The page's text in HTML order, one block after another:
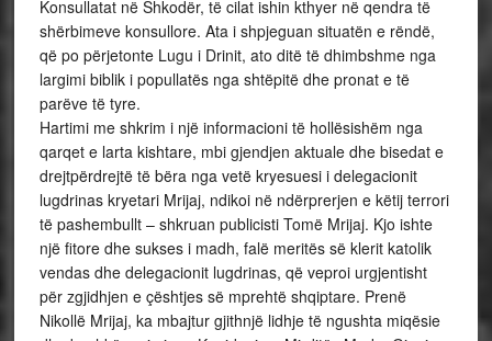
Konsullatat në Shkodër, të cilat ishin kthyer në qendra të
shërbimeve konsullore. Ata i shpjeguan situatën e rëndë,
që po përjetonte Lugu i Drinit, ato ditë të dhimbshme nga
largimi biblik i popullatës nga shtëpitë dhe pronat e të
parëve të tyre.
Hartimi me shkrim i një informacioni të hollësishëm nga
qarqet e larta kishtare, mbi gjendjen aktuale dhe bisedat e
drejtpërdrejtë të bëra nga vetë kryesuesi i delegacionit
lugdrinas kryetari Mrijaj, ndikoi në ndërprerjen e këtij terrori
të pashembullt – shkruan publicisti Tomë Mrijaj. Kjo ishte
një fitore dhe sukses i madh, falë meritës së klerit katolik
vendas dhe delegacionit lugdrinas, që veproi urgjentisht
për zgjidhjen e çështjes së mprehtë shqiptare. Prenë
Nikollë Mrijaj, ka mbajtur gjithnjë lidhje të ngushta miqësie